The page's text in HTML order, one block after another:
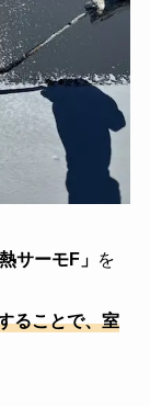
サーモF」 を
ることで、室